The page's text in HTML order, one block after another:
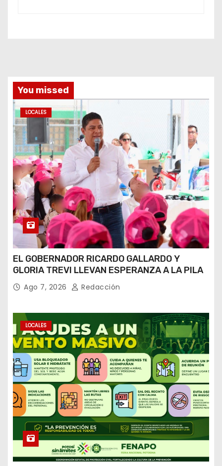
You missed
LOCALES
EL GOBERNADOR RICARDO GALLARDO Y
GLORIA TREVI LLEVAN ESPERANZA A LA PILA
Ago 7, 2026 Redacción
LOCALES